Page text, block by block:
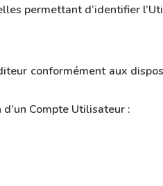
permettant d’identifier
conformément aux
Compte Utilisateur :